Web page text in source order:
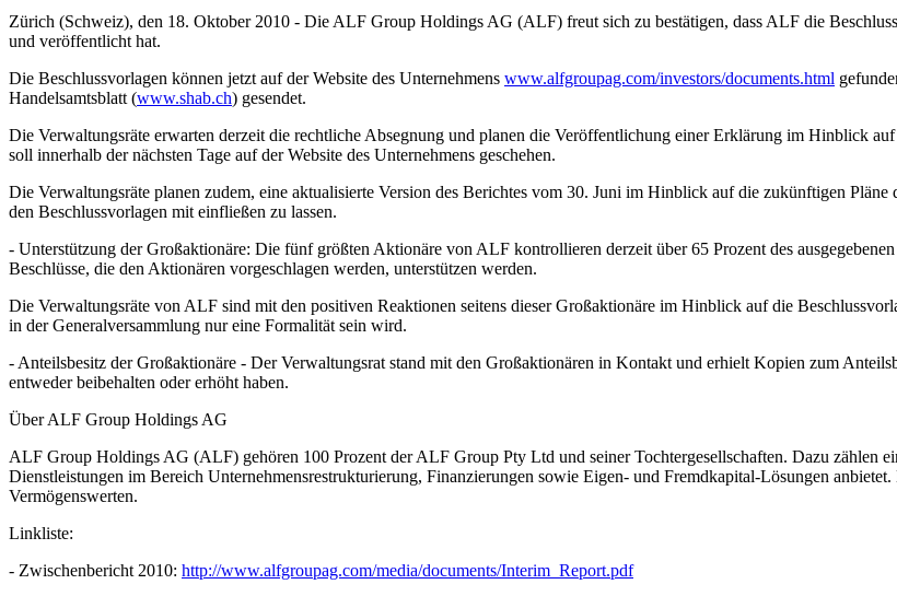
Zürich (Schweiz), den 18. Oktober 2010 - Die ALF Group Holdings AG (ALF) freut sich zu bestätigen, dass ALF die
und veröffentlicht hat.
Die Beschlussvorlagen können jetzt auf der Website des Unternehmens www.alfgroupag.com/investors/documents.html
Handelsamtsblatt (www.shab.ch) gesendet.
Die Verwaltungsräte erwarten derzeit die rechtliche Absegnung und planen die Veröffentlichung einer Erklärung im Hinblick
soll innerhalb der nächsten Tage auf der Website des Unternehmens geschehen.
Die Verwaltungsräte planen zudem, eine aktualisierte Version des Berichtes vom 30. Juni im Hinblick auf die zukünftigen
den Beschlussvorlagen mit einfließen zu lassen.
- Unterstützung der Großaktionäre: Die fünf größten Aktionäre von ALF kontrollieren derzeit über 65 Prozent des
Beschlüsse, die den Aktionären vorgeschlagen werden, unterstützen werden.
Die Verwaltungsräte von ALF sind mit den positiven Reaktionen seitens dieser Großaktionäre im Hinblick auf die
in der Generalversammlung nur eine Formalität sein wird.
- Anteilsbesitz der Großaktionäre - Der Verwaltungsrat stand mit den Großaktionären in Kontakt und erhielt Kopien zum
entweder beibehalten oder erhöht haben.
Über ALF Group Holdings AG
ALF Group Holdings AG (ALF) gehören 100 Prozent der ALF Group Pty Ltd und seiner Tochtergesellschaften. Dazu zählen
Dienstleistungen im Bereich Unternehmensrestrukturierung, Finanzierungen sowie Eigen- und Fremdkapital-Lösungen
Vermögenswerten.
Linkliste:
- Zwischenbericht 2010: http://www.alfgroupag.com/media/documents/Interim_Report.pdf